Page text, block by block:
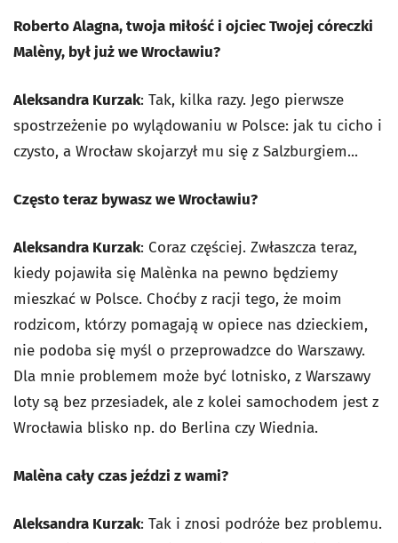
Roberto Alagna, twoja miłość i ojciec Twojej córeczki
Malèny, był już we Wrocławiu?
Aleksandra Kurzak: Tak, kilka razy. Jego pierwsze
spostrzeżenie po wylądowaniu w Polsce: jak tu cicho i
czysto, a Wrocław skojarzył mu się z Salzburgiem...
Często teraz bywasz we Wrocławiu?
Aleksandra Kurzak: Coraz częściej. Zwłaszcza teraz,
kiedy pojawiła się Malènka na pewno będziemy
mieszkać w Polsce. Choćby z racji tego, że moim
rodzicom, którzy pomagają w opiece nas dzieckiem,
nie podoba się myśl o przeprowadzce do Warszawy.
Dla mnie problemem może być lotnisko, z Warszawy
loty są bez przesiadek, ale z kolei samochodem jest z
Wrocławia blisko np. do Berlina czy Wiednia.
Malèna cały czas jeździ z wami?
Aleksandra Kurzak: Tak i znosi podróże bez problemu.